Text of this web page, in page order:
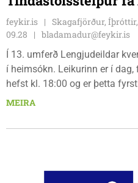
feykir.is Skagafjörður,
09.28
bladamadur@feykir.is
Í 13. umferð Lengjudeildar
í heimsókn. Leikurinn er í
hefst kl. 18:00 og er þetta
síðan 18. júlí. Spáin fyrir
veðri og skella sér á völlinn.
MEIRA